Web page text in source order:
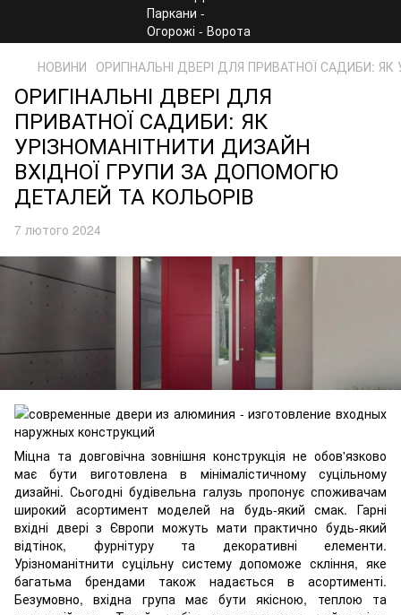
НОВИНИ ОРИГІНАЛЬНІ ДВЕРІ ДЛЯ ПРИВАТНОЇ САДИБИ:
ОРИГІНАЛЬНІ ДВЕРІ ДЛЯ
ПРИВАТНОЇ САДИБИ: ЯК
УРІЗНОМАНІТНИТИ ДИЗАЙН
ВХІДНОЇ ГРУПИ ЗА ДОПОМОГЮ
ДЕТАЛЕЙ ТА КОЛЬОРІВ
7 лютого 2024
Міцна та довговічна зовнішня конструкція не обов'язково
має бути виготовлена в мінімалістичному суцільному
дизайні. Сьогодні будівельна галузь пропонує споживачам
широкий асортимент моделей на будь-який смак. Гарні
вхідні двері з Європи можуть мати практично будь-який
відтінок, фурнітуру та декоративні елементи.
Урізноманітнити суцільну систему допоможе скління, яке
багатьма брендами також надається в асортименті.
Безумовно, вхідна група має бути якісною, теплою та